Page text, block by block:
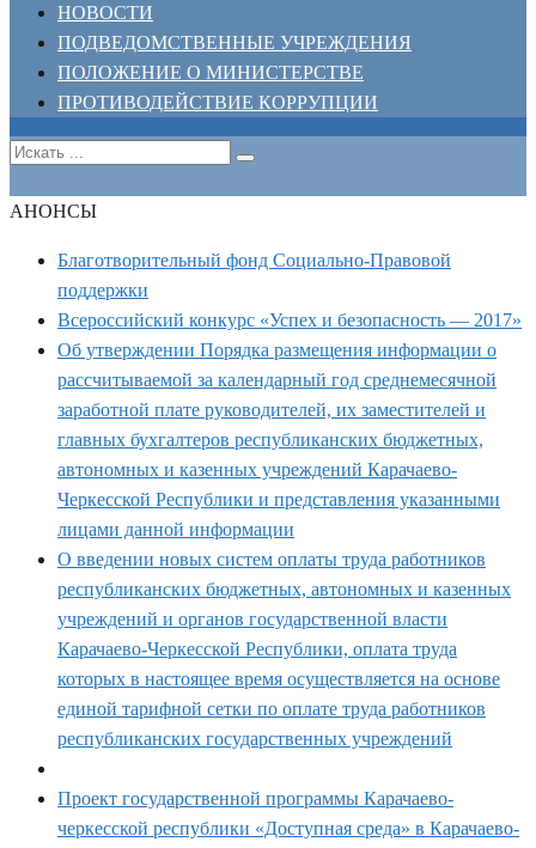
НОВОСТИ
ПОДВЕДОМСТВЕННЫЕ УЧРЕЖДЕНИЯ
ПОЛОЖЕНИЕ О МИНИСТЕРСТВЕ
ПРОТИВОДЕЙСТВИЕ КОРРУПЦИИ
АНОНСЫ
Благотворительный фонд Социально-Правовой
поддержки
Всероссийский конкурс «Успех и безопасность — 2017»
Об утверждении Порядка размещения информации о
рассчитываемой за календарный год среднемесячной
заработной плате руководителей, их заместителей и
главных бухгалтеров республиканских бюджетных,
автономных и казенных учреждений Карачаево-
Черкесской Республики и представления указанными
лицами данной информации
О введении новых систем оплаты труда работников
республиканских бюджетных, автономных и казенных
учреждений и органов государственной власти
Карачаево-Черкесской Республики, оплата труда
которых в настоящее время осуществляется на основе
единой тарифной сетки по оплате труда работников
республиканских государственных учреждений
Проект государственной программы Карачаево-
черкесской республики «Доступная среда» в Карачаево-